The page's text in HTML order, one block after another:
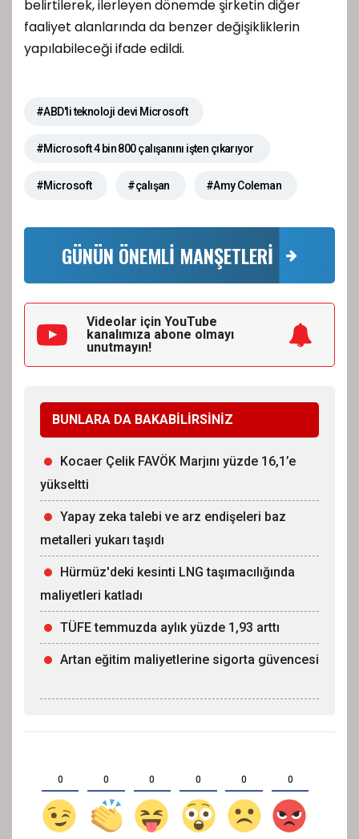
belirtilerek, ilerleyen dönemde şirketin diğer
faaliyet alanlarında da benzer değişikliklerin
yapılabileceği ifade edildi.
#ABD'li teknoloji devi Microsoft
#Microsoft 4 bin 800 çalışanını işten çıkarıyor
#Microsoft #çalışan #Amy Coleman
GÜNÜN ÖNEMLİ MANŞETLERİ
Videolar için YouTube
kanalımıza abone olmayı
unutmayın!
BUNLARA DA BAKABİLİRSİNİZ
Kocaer Çelik FAVÖK Marjını yüzde 16,1’e
yükseltti
Yapay zeka talebi ve arz endişeleri baz
metalleri yukarı taşıdı
Hürmüz'deki kesinti LNG taşımacılığında
maliyetleri katladı
TÜFE temmuzda aylık yüzde 1,93 arttı
Artan eğitim maliyetlerine sigorta güvencesi
0 0 0 0 0 0